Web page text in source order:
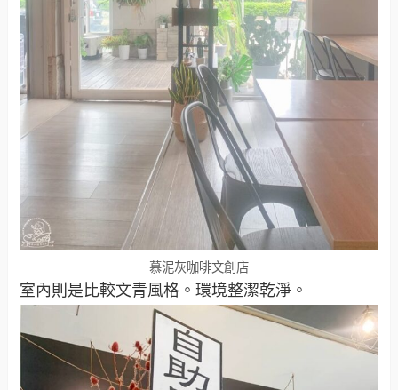
慕泥灰咖啡文創店
室內則是比較文青風格。環境整潔乾淨。